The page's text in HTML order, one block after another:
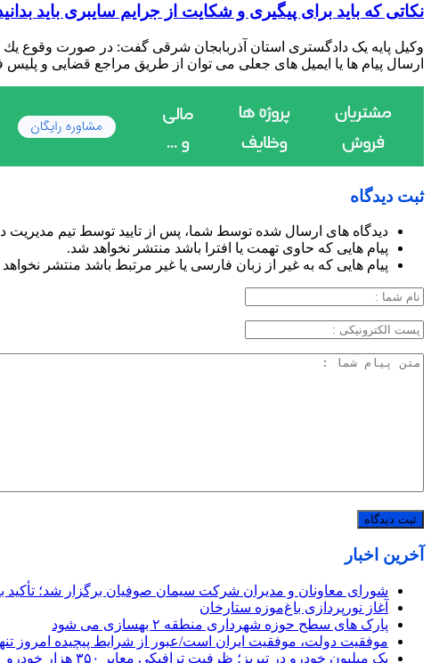
نکاتی که باید برای پیگیری و شکایت از جرایم سایبرى باید
وکیل پایه یک دادگستری استان آذربابجان شرقی گفت: در صورت وقوع يك
ارسال پیام ها یا ایمیل های جعلی مى توان از طريق مراجع قضايى و پليس
ثبت دیدگاه
دیدگاه های ارسال شده توسط شما، پس از تایید توسط تیم
پیام هایی که حاوی تهمت یا افترا باشد منتشر نخواهد شد.
پیام هایی که به غیر از زبان فارسی یا غیر مرتبط باشد منتشر
آخرین اخبار
شورای معاونان و مدیران شرکت سیمان صوفیان برگزار شد؛ تأکید
آغاز نورپردازی باغ‌موزه ستارخان
پارک های سطح حوزه شهرداری منطقه ۲ بهسازی می شود
موفقیت دولت، موفقیت ایران است/عبور از شرایط پیچیده امروز
یک میلیون خودرو در تبریز؛ ظرفیت ترافیکی معابر ۳۵۰ هزار خودرو